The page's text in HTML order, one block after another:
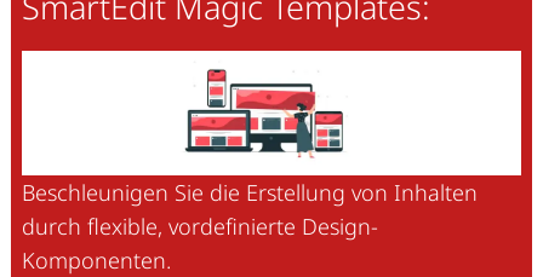
Beschleunigen Sie die Erstellung von Inhalten
durch flexible, vordefinierte Design-
Komponenten.